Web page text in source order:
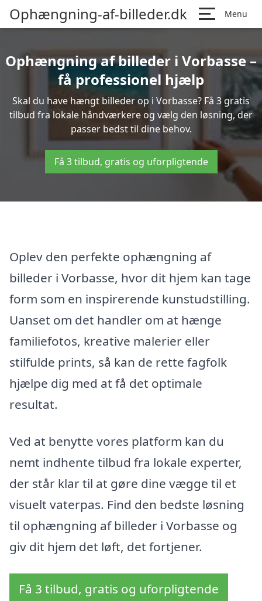
Ophængning-af-billeder.dk Menu
Ophængning af billeder i Vorbasse –
få professionel hjælp
Skal du have hængt billeder op i Vorbasse? Få 3 gratis
tilbud fra lokale håndværkere og vælg den løsning, der
passer bedst til dine behov.
Få 3 tilbud, gratis og uforpligtende
Oplev den perfekte ophængning af
billeder i Vorbasse, hvor dit hjem kan tage
form som en inspirerende kunstudstilling.
Uanset om det handler om at hænge
familiefotos, kreative malerier eller
stilfulde prints, så kan de rette fagfolk
hjælpe dig med at få det optimale
resultat.
Ved at benytte vores platform kan du
nemt indhente tilbud fra lokale experter,
der står klar til at gøre dine vægge til et
visuelt vaterpas. Find den bedste løsning
til ophængning af billeder i Vorbasse og
giv dit hjem det løft, det fortjener.
Få 3 tilbud, gratis og uforpligtende